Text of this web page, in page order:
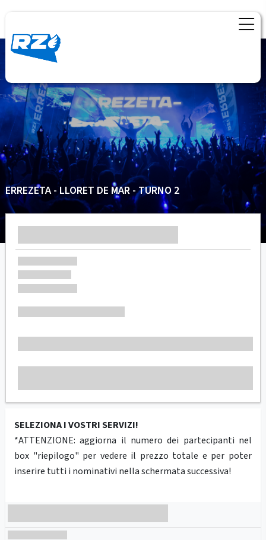
ERREZETA - LLORET DE MAR - TURNO 2
SELEZIONA I VOSTRI SERVIZI!
*ATTENZIONE: aggiorna il numero dei partecipanti nel
box "riepilogo" per vedere il prezzo totale e per poter
inserire tutti i nominativi nella schermata successiva!